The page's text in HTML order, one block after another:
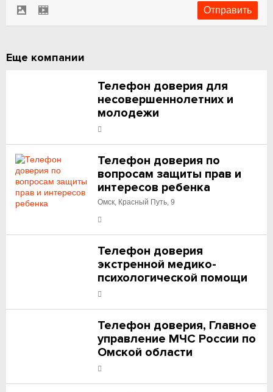
Еще компании
Телефон доверия для
несовершеннолетних и
молодежи
Телефон доверия по
вопросам защиты прав и
интересов ребенка
Омск, Красный Путь, 9
Телефон доверия
экстренной медико-
психологической помощи
Телефон доверия, Главное
управление МЧС России по
Омской области